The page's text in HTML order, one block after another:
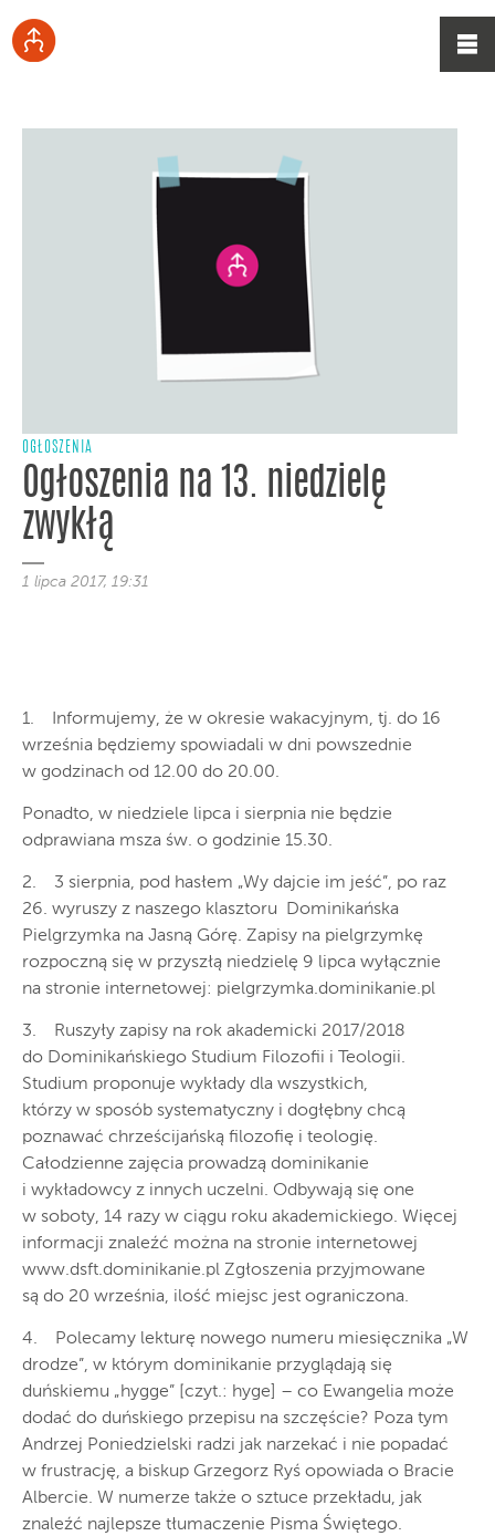
OGŁOSZENIA
Ogłoszenia na 13. niedzielę
zwykłą
1 lipca 2017, 19:31
1. Informujemy, że w okresie wakacyjnym, tj. do 16
września będziemy spowiadali w dni powszednie
w godzinach od 12.00 do 20.00.
Ponadto, w niedziele lipca i sierpnia nie będzie
odprawiana msza św. o godzinie 15.30.
2. 3 sierpnia, pod hasłem „Wy dajcie im jeść”, po raz
26. wyruszy z naszego klasztoru Dominikańska
Pielgrzymka na Jasną Górę. Zapisy na pielgrzymkę
rozpoczną się w przyszłą niedzielę 9 lipca wyłącznie
na stronie internetowej: pielgrzymka.dominikanie.pl
3. Ruszyły zapisy na rok akademicki 2017/2018
do Dominikańskiego Studium Filozofii i Teologii.
Studium proponuje wykłady dla wszystkich,
którzy w sposób systematyczny i dogłębny chcą
poznawać chrześcijańską filozofię i teologię.
Całodzienne zajęcia prowadzą dominikanie
i wykładowcy z innych uczelni. Odbywają się one
w soboty, 14 razy w ciągu roku akademickiego. Więcej
informacji znaleźć można na stronie internetowej
www.dsft.dominikanie.pl Zgłoszenia przyjmowane
są do 20 września, ilość miejsc jest ograniczona.
4. Polecamy lekturę nowego numeru miesięcznika „W
drodze”, w którym dominikanie przyglądają się
duńskiemu „hygge” [czyt.: hyge] – co Ewangelia może
dodać do duńskiego przepisu na szczęście? Poza tym
Andrzej Poniedzielski radzi jak narzekać i nie popadać
w frustrację, a biskup Grzegorz Ryś opowiada o Bracie
Albercie. W numerze także o sztuce przekładu, jak
znaleźć najlepsze tłumaczenie Pisma Świętego.